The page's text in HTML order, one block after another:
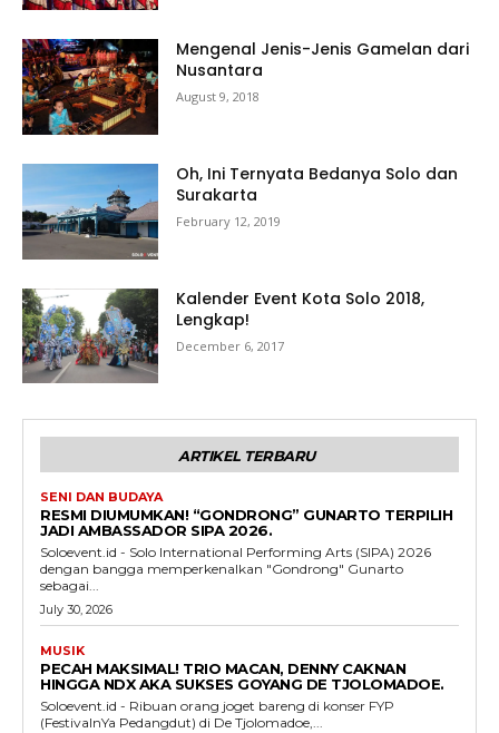
Mengenal Jenis-Jenis Gamelan dari
Nusantara
August 9, 2018
Oh, Ini Ternyata Bedanya Solo dan
Surakarta
February 12, 2019
Kalender Event Kota Solo 2018,
Lengkap!
December 6, 2017
ARTIKEL TERBARU
SENI DAN BUDAYA
RESMI DIUMUMKAN! “GONDRONG” GUNARTO TERPILIH
JADI AMBASSADOR SIPA 2026.
Soloevent.id - Solo International Performing Arts (SIPA) 2026
dengan bangga memperkenalkan "Gondrong" Gunarto
sebagai...
July 30, 2026
MUSIK
PECAH MAKSIMAL! TRIO MACAN, DENNY CAKNAN
HINGGA NDX AKA SUKSES GOYANG DE TJOLOMADOE.
Soloevent.id - Ribuan orang joget bareng di konser FYP
(FestivalnYa Pedangdut) di De Tjolomadoe,...